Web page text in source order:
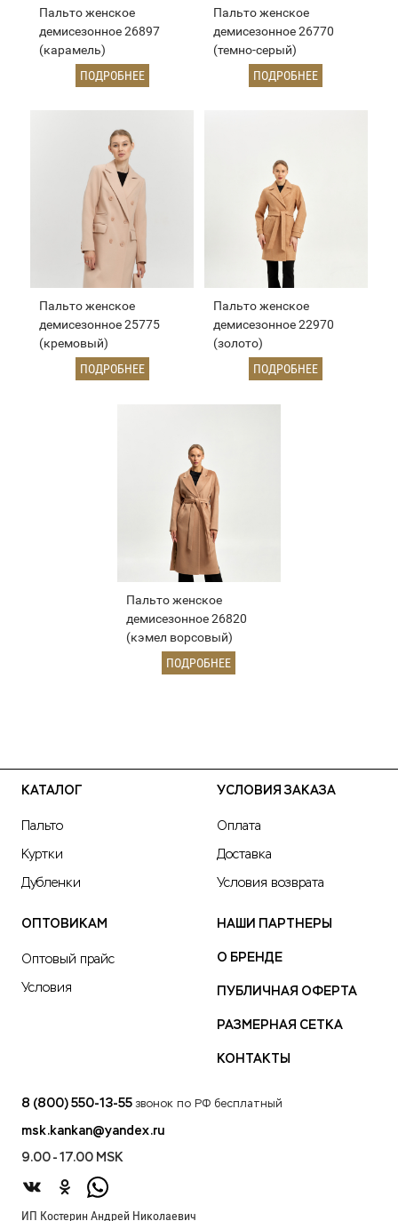
Пальто женское
демисезонное 26897
(карамель)
ПОДРОБНЕЕ
Пальто женское
демисезонное 26770
(темно-серый)
ПОДРОБНЕЕ
Пальто женское
демисезонное 25775
(кремовый)
ПОДРОБНЕЕ
Пальто женское
демисезонное 22970
(золото)
ПОДРОБНЕЕ
Пальто женское
демисезонное 26820
(кэмел ворсовый)
ПОДРОБНЕЕ
КАТАЛОГ
Пальто
Куртки
Дубленки
УСЛОВИЯ ЗАКАЗА
Оплата
Доставка
Условия возврата
ОПТОВИКАМ
Оптовый прайс
Условия
НАШИ ПАРТНЕРЫ
О БРЕНДЕ
ПУБЛИЧНАЯ ОФЕРТА
РАЗМЕРНАЯ СЕТКА
КОНТАКТЫ
8 (800) 550-13-55 звонок по РФ бесплатный
msk.kankan@yandex.ru
9.00 - 17.00 MSK
ИП Костерин Андрей Николаевич